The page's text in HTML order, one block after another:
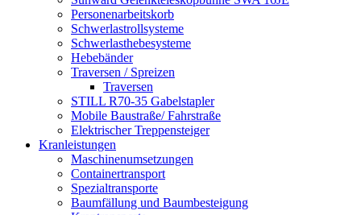
Personenarbeitskorb
Schwerlastrollsysteme
Schwerlasthebesysteme
Hebebänder
Traversen / Spreizen
Traversen
STILL R70-35 Gabelstapler
Mobile Baustraße/ Fahrstraße
Elektrischer Treppensteiger
Kranleistungen
Maschinenumsetzungen
Containertransport
Spezialtransporte
Baumfällung und Baumbesteigung